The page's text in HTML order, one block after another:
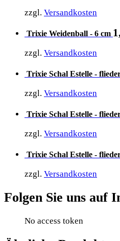
zzgl. Versandkosten
Trixie Weidenball - 6 cm
zzgl. Versandkosten
Trixie Schal Estelle -
zzgl. Versandkosten
Trixie Schal Estelle -
zzgl. Versandkosten
Trixie Schal Estelle -
zzgl. Versandkosten
Folgen Sie uns auf
No access token